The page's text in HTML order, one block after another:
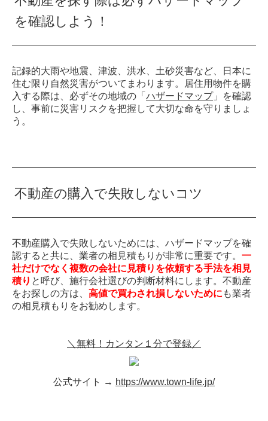
を確認しよう！
記録的大雨や地震、津波、洪水、土砂災害など、日本に
住む限り自然災害がついてまわります。居住用物件を購
入する際は、必ずその地域の「 ハザードマップ」を確認
し、事前に災害リスクを把握して大切な命を守りましょ
う。
不動産の購入で失敗しないコツ
不動産購入で失敗しないためには、ハザードマップを確
認すると共に、業者の相見積もりが非常に重要です。 一
社だけでなく複数の会社に見積りを依頼する手法を相見
積り と呼び、施行会社選びの判断材料にします。不動産
をお探しの方は、 高値で買わされ損しないために も業者
の相見積もりをお勧めします。
＼無料！カンタン１分で登録／
公式サイト → https://www.town-life.jp/